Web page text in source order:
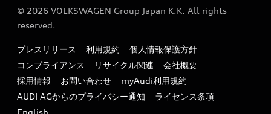
myAudi
メンテナンス
ファイナンス
キャンペーン / イベント
買取査定
特定整備適用車一覧
リサイクル法
よくある質問（FAQ）
© 2026 VOLKSWAGEN Group Japan K.K. All rights
reserved.
プレスリリース 利用規約
個人情報保護方針
コンプライアンス
リサイクル関連
会社概要
採用情報
お問い合わせ
myAudi利用規約
AUDI AGからのプライバシー通知
ライセンス条項
English